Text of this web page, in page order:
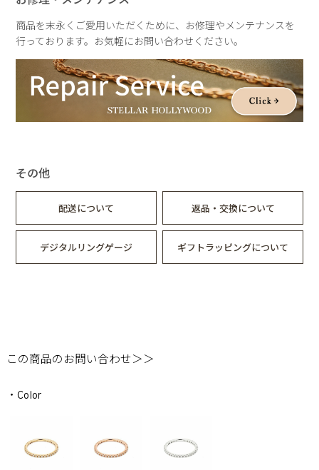
商品を末永くご愛用いただくために、お修理やメンテナンスを
行っております。お気軽にお問い合わせください。
その他
配送について 返品・交換について
デジタルリングゲージ ギフトラッピングについて
この商品のお問い合わせ＞＞
・Color